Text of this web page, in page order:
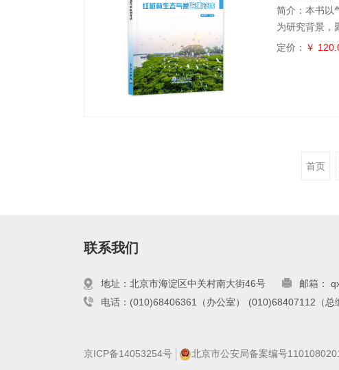
简介：本书以
为研究背景，
气象服务的迫
定价： ￥
首页
联系我们
地址：北京市海淀区中关村南大街46号
邮箱：
电话：(010)68406361（办公室）
(010)68407112（总
京ICP备14053254号 北京市公安局备案编号